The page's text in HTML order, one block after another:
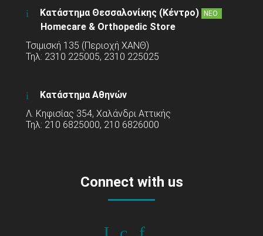
Κατάστημα Θεσσαλονίκης (Κέντρο) ΝΕΟ
Homecare & Orthopedic Store
Τσιμισκή 135 (Περιοχή ΧΑΝΘ)
Τηλ: 2310 225005, 2310 225025
Κατάστημα Αθηνών
Λ. Κηφισίας 354, Χαλάνδρι Αττικής
Τηλ: 210 6825000, 210 6826000
Connect with us